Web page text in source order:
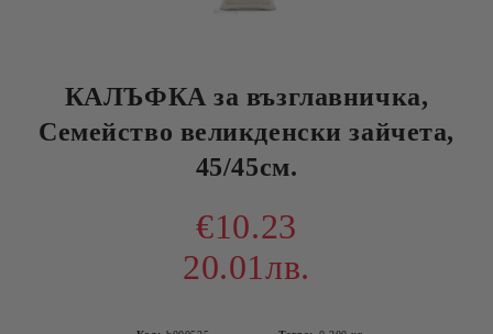
КАЛЪФКА за възглавничка,
Семейство великденски зайчета,
45/45см.
€10.23
20.01лв.